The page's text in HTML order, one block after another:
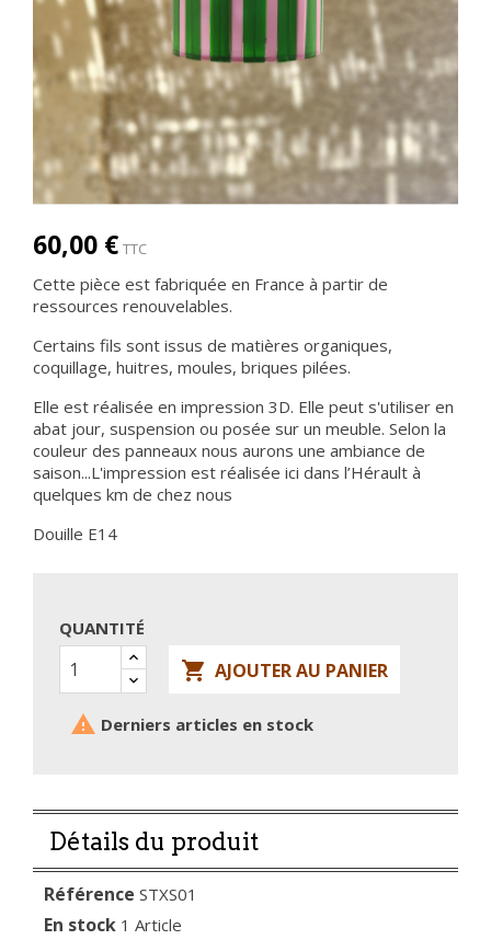
60,00 € TTC
Cette pièce est fabriquée en France à partir de
ressources renouvelables.
Certains fils sont issus de matières organiques,
coquillage, huitres, moules, briques pilées.
Elle est réalisée en impression 3D. Elle peut s'utiliser en
abat jour, suspension ou posée sur un meuble. Selon la
couleur des panneaux nous aurons une ambiance de
saison...L'impression est réalisée ici dans l’Hérault à
quelques km de chez nous
Douille E14
QUANTITÉ
 AJOUTER AU PANIER
 Derniers articles en stock
Détails du produit
Référence STXS01
En stock 1 Article